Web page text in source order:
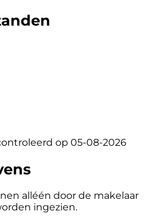
op 05-08-2026
alléén door de makelaar
ingezien.